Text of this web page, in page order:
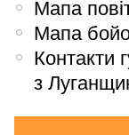
Мапа
Мапа
Контакти
з